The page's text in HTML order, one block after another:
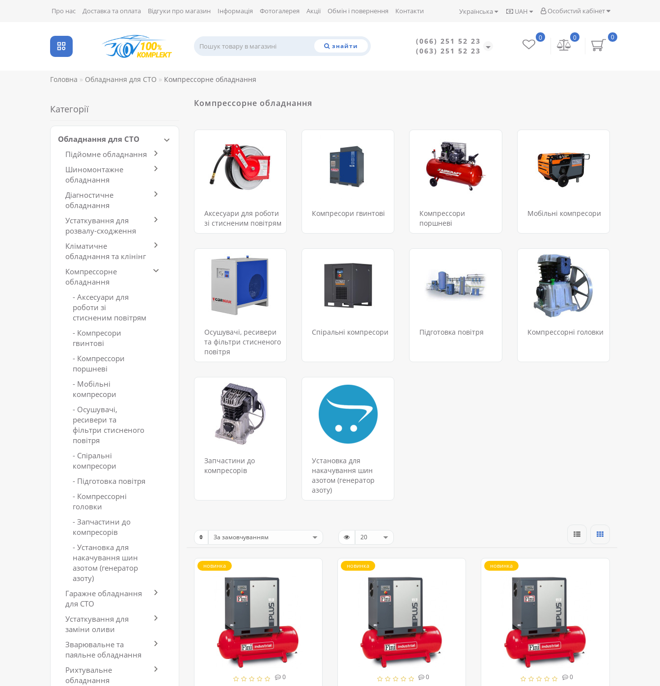
Особистий кабінет
UAH
Українська
Про нас Доставка та оплата Відгуки про магазин Інформація Фотогалерея Акції Обмін і повернення Контакти
знайти
(066) 251 52 23
(063) 251 52 23
0
0
0
Головна Обладнання для СТО Компрессорне обладнання
Категорії
Обладнання для СТО
Підйомне обладнання
Шиномонтажне
обладнання
Діагностичне
обладнання
Устаткування для
розвалу-сходження
Кліматичне
обладнання та клінінг
Компрессорне
обладнання
- Аксесуари для
роботи зі
стисненим повітрям
- Компресори
гвинтові
- Компрессори
поршневі
- Мобільні
компресори
- Осушувачі,
ресивери та
фільтри стисненого
повітря
- Спіральні
компресори
- Підготовка повітря
- Компрессорні
головки
- Запчастини до
компресорів
- Установка для
накачування шин
азотом (генератор
азоту)
Гаражне обладнання
для СТО
Устаткування для
заміни оливи
Зварювальне та
паяльне обладнання
Рихтувальне
обладнання
Компрессорне обладнання
Аксесуари для роботи
зі стисненим повітрям
Компресори гвинтові
Компрессори
поршневі
Мобільні компресори
Осушувачі, ресивери
та фільтри стисненого
повітря
Спіральні компресори Підготовка повітря Компрессорні головки
Запчастини до
компресорів
Установка для
накачування шин
азотом (генератор
азоту)
0
новинка
0
новинка
0
новинка